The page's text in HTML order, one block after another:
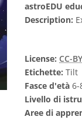
astroEDU
Description:
License: CC-
Etichette: Tilt
Fasce d'età 6-
Livello di
Aree di